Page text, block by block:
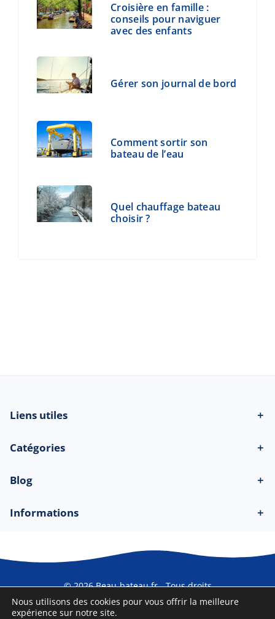
Croisière en famille :
conseils pour naviguer
avec des enfants
Gérer son journal de bord
Comment sortir son
bateau de l’eau
Quel chauffage bateau
choisir ?
Liens utiles ＋
Catégories ＋
Blog ＋
Informations ＋
© 2026 Beau-bateau.fr - Tous droits
réservés
Nous utilisons des cookies pour vous offrir la meilleure
expérience sur notre site.